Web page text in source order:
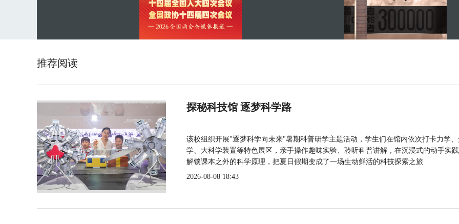
推荐阅读
探秘科技馆 逐梦科学路
该校组织开展"逐梦科学向未来"暑期科普研学主题活动，学生们在馆内依次打卡力学
学、大科学装置等特色展区，亲手操作趣味实验、聆听科普讲解，在沉浸式的动手实
解锁课本之外的科学原理，把夏日假期变成了一场生动鲜活的科技探索之旅
2026-08-08 18:43